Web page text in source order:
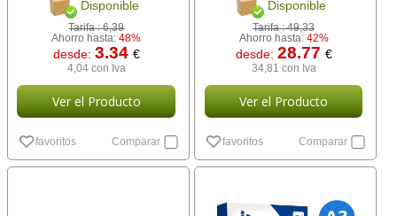
Disponible
Tarifa :6,39
Ahorro hasta:48%
desde: 3.34 €
4,04 con Iva
Ver el Producto
favoritos Comparar
Disponible
Tarifa :49,33
Ahorro hasta: 42%
desde: 28.77 €
34,81 con Iva
Ver el Producto
favoritos Comparar